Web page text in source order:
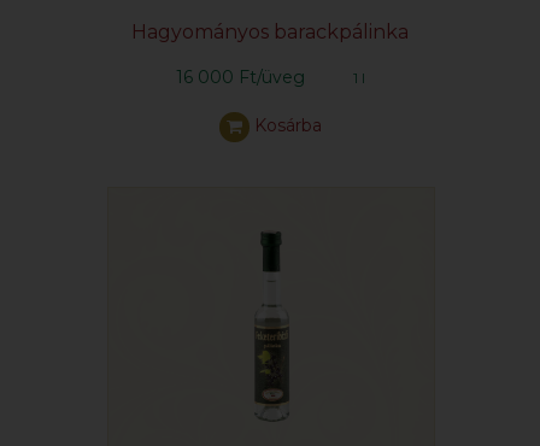
Hagyományos barackpálinka
16 000 Ft/üveg 1 l
Kosárba